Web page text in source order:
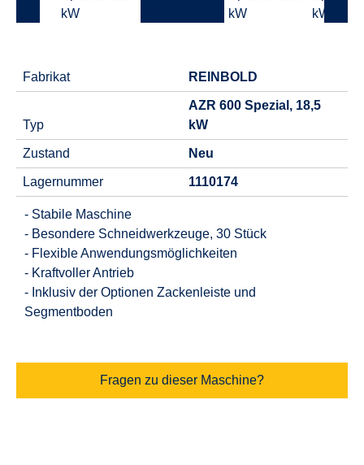
Fabrikat REINBOLD
Typ
AZR 600 Spezial, 18,5
kW
Zustand Neu
Lagernummer 1110174
- Stabile Maschine
- Besondere Schneidwerkzeuge, 30 Stück
- Flexible Anwendungsmöglichkeiten
- Kraftvoller Antrieb
- Inklusiv der Optionen Zackenleiste und
Segmentboden
Fragen zu dieser Maschine?